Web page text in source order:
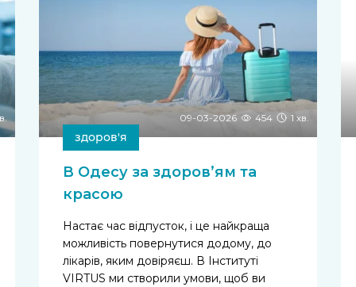
09-03-2026 454 1 хв.
здоров'я
В Одесу за здоров’ям та
красою
Настає час відпусток, і це найкраща
можливість повернутися додому, до
лікарів, яким довіряєш. В Інституті
VIRTUS ми створили умови, щоб ви